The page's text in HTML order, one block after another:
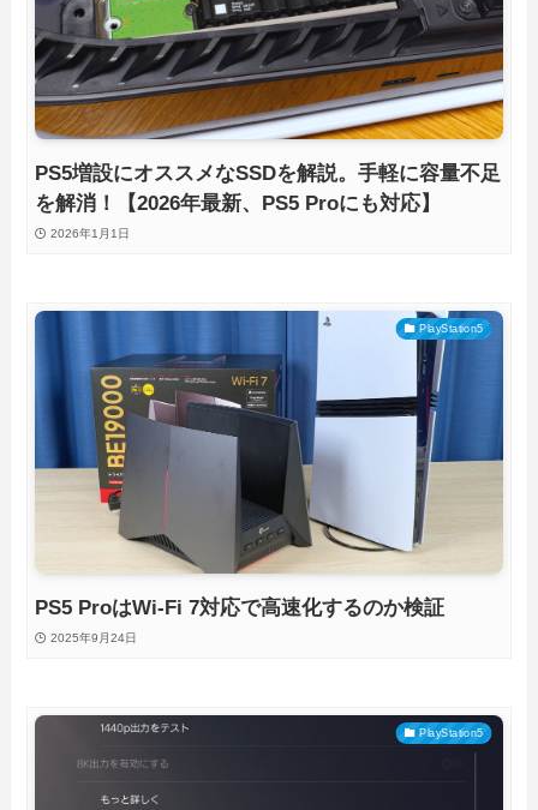
PS5増設にオススメなSSDを解説。手軽に容量不足
を解消！【2026年最新、PS5 Proにも対応】
2026年1月1日
PlayStation5
PS5 ProはWi-Fi 7対応で高速化するのか検証
2025年9月24日
PlayStation5